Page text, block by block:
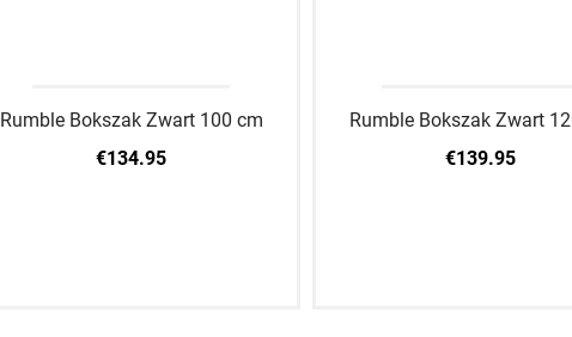
Rumble Bokszak Zwart 100 cm
€134.95
Rumble Bokszak Zwart
€139.95